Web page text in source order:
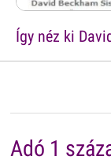
Így néz ki
Adó 1